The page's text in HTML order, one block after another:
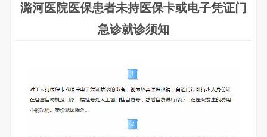
潞河医院医保患者未持医保卡或电子凭证门
急诊就诊须知